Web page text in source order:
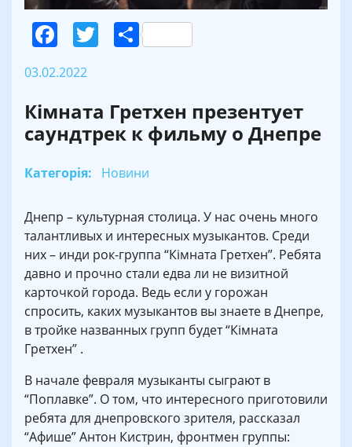
Facebook
Twitter
Поділитися
03.02.2022
Кімната Гретхен презентует
саундтрек к фильму о Днепре
Категорія: Новини
Днепр – культурная столица. У нас очень много
талантливых и интересных музыкантов. Среди
них – инди рок-группа “Кімната Гретхен”. Ребята
давно и прочно стали едва ли не визитной
карточкой города. Ведь если у горожан
спросить, каких музыкантов вы знаете в Днепре,
в тройке названных групп будет “Кімната
Гретхен” .
В начале февраля музыканты сыграют в
“Поплавке”. О том, что интересного приготовили
ребята для днепровского зрителя, рассказал
“Афише” Антон Кистрин, фронтмен группы: